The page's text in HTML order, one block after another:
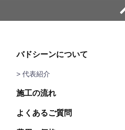
バドシーンについて
> 代表紹介
施工の流れ
よくあるご質問